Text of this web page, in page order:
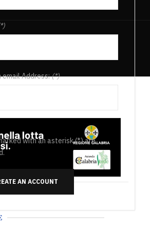
email Address:(*)
with an asterisk (*) are
AN ACCOUNT